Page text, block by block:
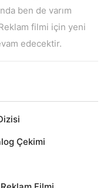
ben de varım
filmi için yeni
edecektir.
Çekimi